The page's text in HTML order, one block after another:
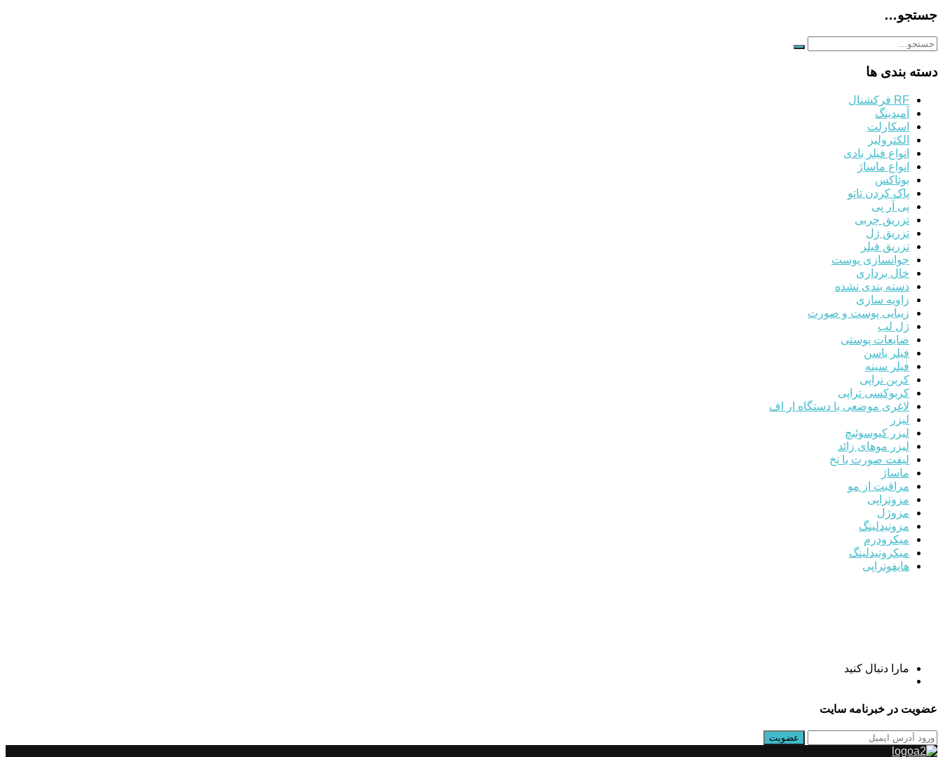
جستجو…
دسته بندی ها
RF فرکشنال
آمبدینگ
اسکارلت
الکترولیز
انواع فیلر بادی
انواع ماساژ
بوتاکس
پاک کردن تاتو
پی آر پی
تزریق چربی
تزریق ژل
تزریق فیلر
جوانسازی پوست
خال برداری
دسته بندی نشده
زاویه سازی
زیبایی پوست و صورت
ژل لب
ضایعات پوستی
فیلر باسن
فیلر سینه
کربن تراپی
کربوکسی تراپی
لاغری موضعی با دستگاه ار اف
لیزر
لیزر کیوسوئیچ
لیزر موهای زائد
لیفت صورت با نخ
ماساژ
مراقبت از مو
مزوتراپی
مزوژل
مزونیدلینگ
میکرودرم
میکرونیدلینگ
هایفوتراپی
مارا دنبال کنید
عضویت در خبرنامه سایت